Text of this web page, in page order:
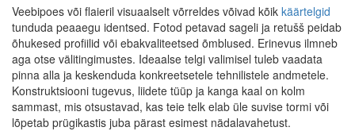
Veebipoes või flaieril visuaalselt võrreldes võivad kõik käärtelgid
tunduda peaaegu identsed. Fotod petavad sageli ja retušš peidab
õhukesed profiilid või ebakvaliteetsed õmblused. Erinevus ilmneb
aga otse välitingimustes. Ideaalse telgi valimisel tuleb vaadata
pinna alla ja keskenduda konkreetsetele tehnilistele andmetele.
Konstruktsiooni tugevus, liidete tüüp ja kanga kaal on kolm
sammast, mis otsustavad, kas teie telk elab üle suvise tormi või
lõpetab prügikastis juba pärast esimest nädalavahetust.